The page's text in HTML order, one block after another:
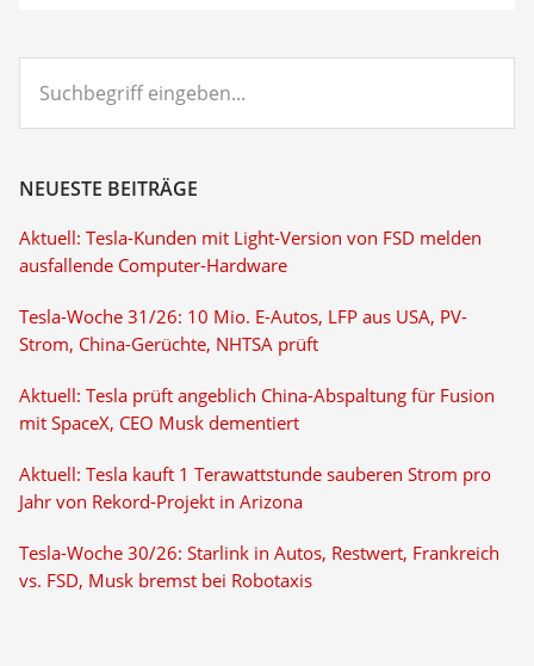
eingeben...
NEUESTE BEITRÄGE
Aktuell: Tesla-Kunden mit Light-Version von FSD melden
ausfallende Computer-Hardware
Tesla-Woche 31/26: 10 Mio. E-Autos, LFP aus USA, PV-
Strom, China-Gerüchte, NHTSA prüft
Aktuell: Tesla prüft angeblich China-Abspaltung für Fusion
mit SpaceX, CEO Musk dementiert
Aktuell: Tesla kauft 1 Terawattstunde sauberen Strom pro
Jahr von Rekord-Projekt in Arizona
Tesla-Woche 30/26: Starlink in Autos, Restwert, Frankreich
vs. FSD, Musk bremst bei Robotaxis